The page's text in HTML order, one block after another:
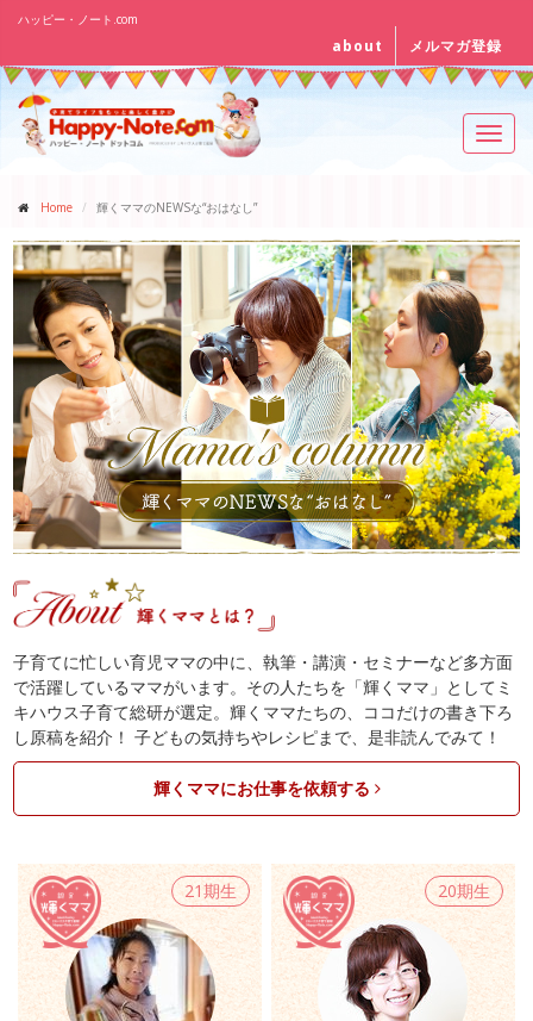
ハッピー・ノート.com
about メルマガ登録
Home 輝くママのNEWSな“おはなし”
子育てに忙しい育児ママの中に、執筆・講演・セミナーなど多方面
で活躍しているママがいます。その人たちを「輝くママ」としてミ
キハウス子育て総研が選定。輝くママたちの、ココだけの書き下ろ
し原稿を紹介！ 子どもの気持ちやレシピまで、是非読んでみて！
輝くママにお仕事を依頼する
21期生 20期生